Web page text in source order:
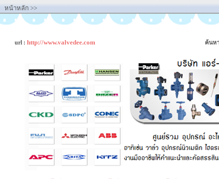
หน้าหลัก >>
url : http://www.valvedee.com ค้นห